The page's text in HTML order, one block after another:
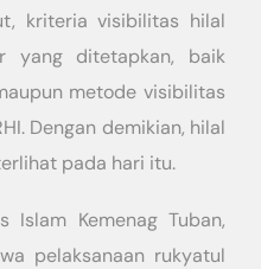
kriteria visibilitas hilal
yang ditetapkan, baik
metode visibilitas
Dengan demikian, hilal
pada hari itu.
Islam Kemenag Tuban,
pelaksanaan rukyatul